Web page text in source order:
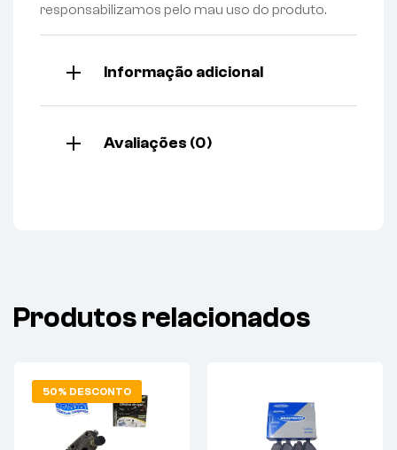
responsabilizamos pelo mau uso do produto.
Informação adicional
Avaliações (0)
Produtos relacionados
50% DESCONTO